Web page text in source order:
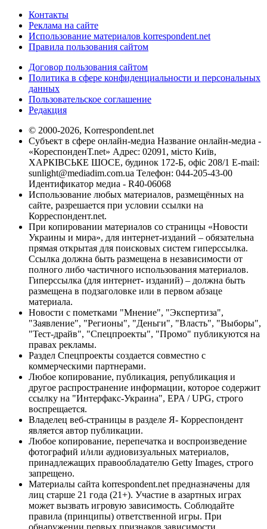
Контакты
Реклама на сайте
Использование материалов korrespondent.net
Правила пользования сайтом
Договор пользования сайтом
Политика в сфере конфиденциальности и персональных
данных
Пользовательское соглашение
Редакция
© 2000-2026, Korrespondent.net
Субъект в сфере онлайн-медиа Название онлайн-медиа -
«КореспонденТ.net» Адрес: 02091, місто Київ,
ХАРКІВСЬКЕ ШОСЕ, будинок 172-Б, офіс 208/1 E-mail:
sunlight@mediadim.com.ua Телефон: 044-205-43-00
Идентификатор медиа - R40-06068
Использование любых материалов, размещённых на
сайте, разрешается при условии ссылки на
Корреспондент.net.
При копировании материалов со страницы «Новости
Украины и мира», для интернет-изданий – обязательна
прямая открытая для поисковых систем гиперссылка.
Ссылка должна быть размещена в независимости от
полного либо частичного использования материалов.
Гиперссылка (для интернет- изданий) – должна быть
размещена в подзаголовке или в первом абзаце
материала.
Новости с пометками "Мнение", "Экспертиза",
"Заявление", "Регионы", "Деньги", "Власть", "Выборы",
"Тест-драйв", "Спецпроекты", "Промо" публикуются на
правах рекламы.
Раздел Спецпроекты создается совместно с
коммерческими партнерами.
Любое копирование, публикация, републикация и
другое распространение информации, которое содержит
ссылку на "Интерфакс-Украина", EPA / UPG, строго
воспрещается.
Владелец веб-страницы в разделе Я- Корреспондент
является автор публикации.
Любое копирование, перепечатка и воспроизведение
фотографий и/или аудиовизуальных материалов,
принадлежащих правообладателю Getty Images, строго
запрещено.
Материалы сайта korrespondent.net предназначены для
лиц старше 21 года (21+). Участие в азартных играх
может вызвать игровую зависимость. Соблюдайте
правила (принципы) ответственной игры. При
обнаружении первых признаков зависимости